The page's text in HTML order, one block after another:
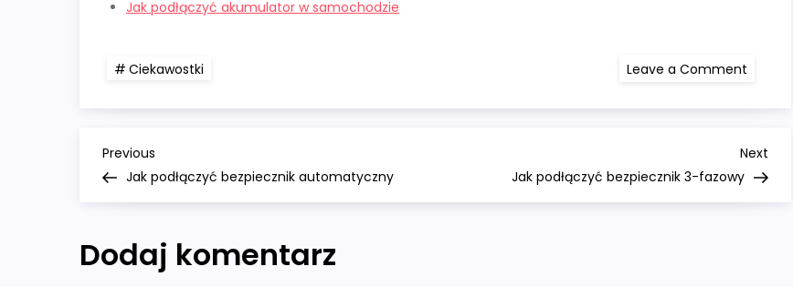
Jak podłączyć akumulator w samochodzie
Ciekawostki Leave a Comment
N
a
w
Previous
Post
Previous
Jak podłączyć bezpiecznik automatyczny
Post
Next
Jak podłączyć bezpiecznik 3-fazowy
Dodaj komentarz